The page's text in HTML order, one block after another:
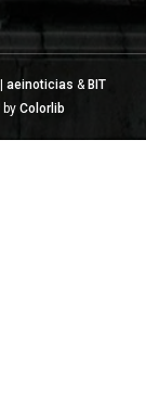
aeinoticias & BIT
by Colorlib